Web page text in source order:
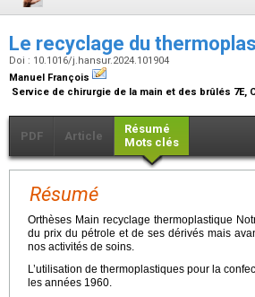
Le recyclage du
Doi : 10.1016/j.hansur.2024.101904
Manuel François
Service de chirurgie de la main et des brûlés 7E,
PDF Article
Résumé
Mots clés
Résumé
Orthèses Main recyclage thermoplastique
du prix du pétrole et de ses dérivés mais
nos activités de soins.
L’utilisation de thermoplastiques pour la
les années 1960.